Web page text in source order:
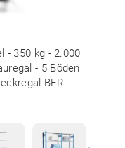
- 350 kg - 2.000
- 5 Böden
BERT